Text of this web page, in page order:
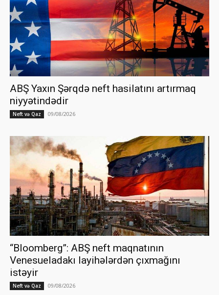
ABŞ Yaxın Şərqdə neft hasilatını artırmaq
niyyətindədir
Neft və Qaz 09/08/2026
“Bloomberg”: ABŞ neft maqnatının
Venesueladakı layihələrdən çıxmağını
istəyir
Neft və Qaz 09/08/2026